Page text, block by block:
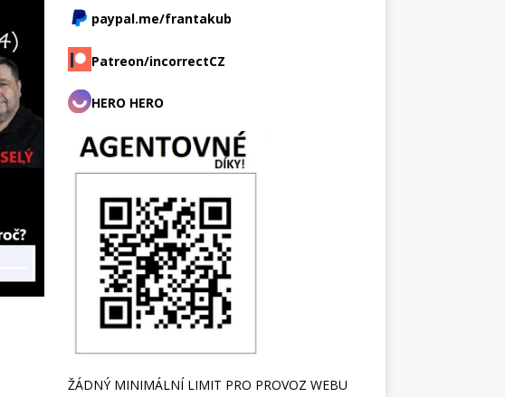
paypal.me/frantakub
Patreon/incorrectCZ
HERO HERO
ŽÁDNÝ MINIMÁLNÍ LIMIT PRO PROVOZ WEBU